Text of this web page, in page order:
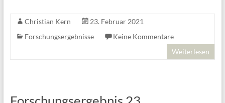
Christian Kern
23. Februar 2021
Forschungsergebnisse
Keine Kommentare
Weiterlesen